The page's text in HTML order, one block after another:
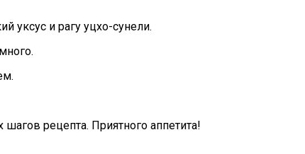
уксус и рагу уцхо-сунели.
рецепта. Приятного аппетита!